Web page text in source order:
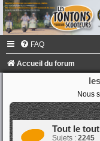
FAQ
Accueil du forum
Nous
Tout le
Sujets : 2245